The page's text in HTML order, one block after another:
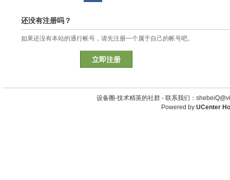
还没有注册吗？
如果还没有本站的通行帐号，请先注册一个属于自己的帐号吧。
立即注册
设备圈-技术精英的社群 - 联系我们：
Powered by UCenter